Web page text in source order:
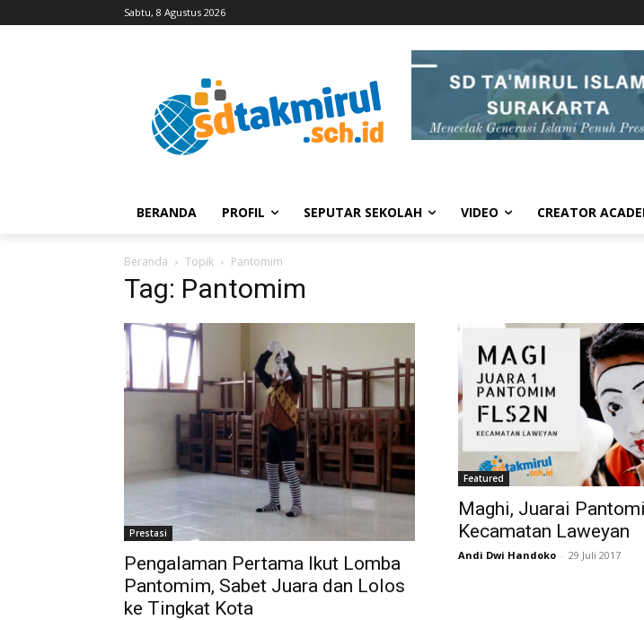
Sabtu, 8 Agustus 2026
BERANDA PROFIL SEPUTAR SEKOLAH VIDEO CREATOR
Beranda Topik Pantomim
Tag: Pantomim
Prestasi
Pengalaman Pertama Ikut Lomba
Pantomim, Sabet Juara dan Lolos
ke Tingkat Kota
Featured
Maghi, Juarai
Kecamatan Laweyan
Andi Dwi Handoko - 29 Juli 2017